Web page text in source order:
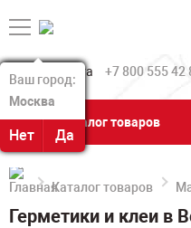
Ваш город:
Москва
Нет Да
Ваш город:
Москва
Нет Да
+7 800 555 42
Каталог товаров
Каталог товаров
Герметики и клеи в